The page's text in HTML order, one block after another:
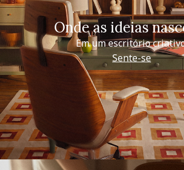
Onde as ideias
Em um escritório
Sente-se